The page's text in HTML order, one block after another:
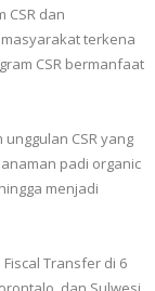
CSR dan
terkena
CSR bermanfaat
CSR yang
padi organic
menjadi
Transfer di 6